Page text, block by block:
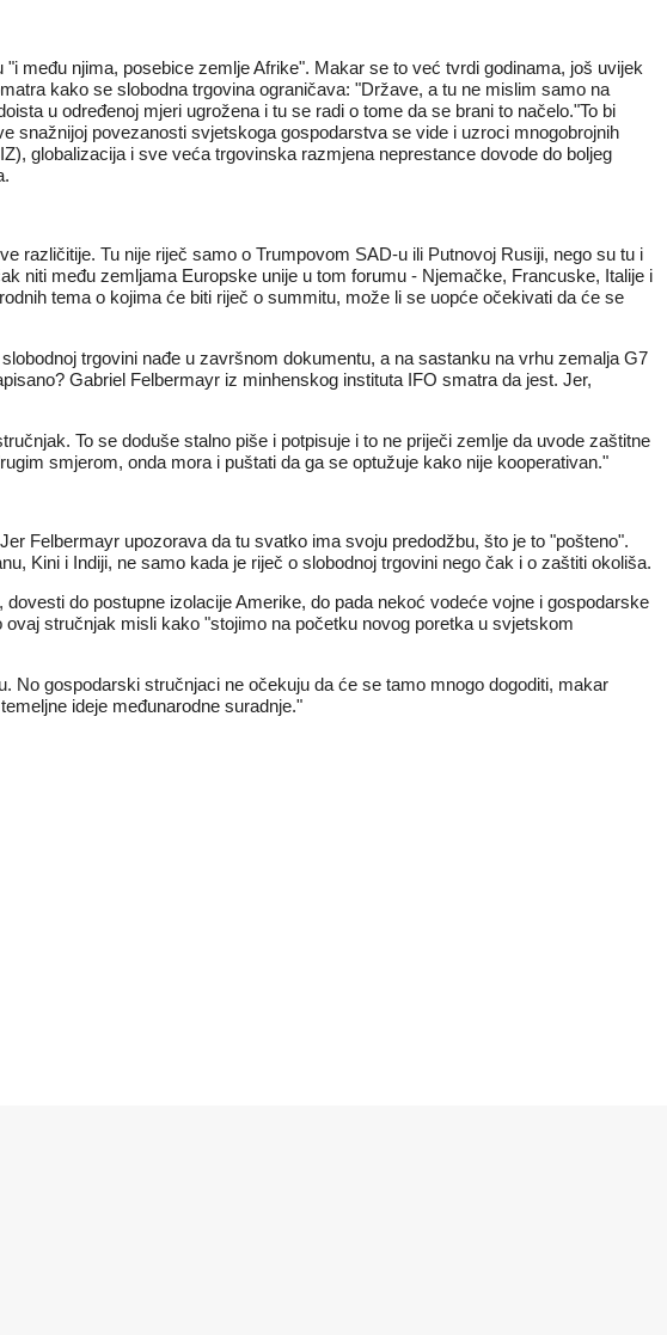
među njima, posebice zemlje Afrike". Makar se to već tvrdi godinama, još uvijek
kako se slobodna trgovina ograničava: "Države, a tu ne mislim samo na
u određenoj mjeri ugrožena i tu se radi o tome da se brani to načelo."To bi
snažnijoj povezanosti svjetskoga gospodarstva se vide i uzroci mnogobrojnih
globalizacija i sve veća trgovinska razmjena neprestance dovode do boljeg
različitije. Tu nije riječ samo o Trumpovom SAD-u ili Putnovoj Rusiji, nego su tu i
niti među zemljama Europske unije u tom forumu - Njemačke, Francuske, Italije i
tema o kojima će biti riječ o summitu, može li se uopće očekivati da će se
trgovini nađe u završnom dokumentu, a na sastanku na vrhu zemalja G7
Gabriel Felbermayr iz minhenskog instituta IFO smatra da jest. Jer,
To se doduše stalno piše i potpisuje i to ne priječi zemlje da uvode zaštitne
smjerom, onda mora i puštati da ga se optužuje kako nije kooperativan."
Felbermayr upozorava da tu svatko ima svoju predodžbu, što je to "pošteno".
Kini i Indiji, ne samo kada je riječ o slobodnoj trgovini nego čak i o zaštiti okoliša.
dovesti do postupne izolacije Amerike, do pada nekoć vodeće vojne i gospodarske
stručnjak misli kako "stojimo na početku novog poretka u svjetskom
No gospodarski stručnjaci ne očekuju da će se tamo mnogo dogoditi, makar
ideje međunarodne suradnje."